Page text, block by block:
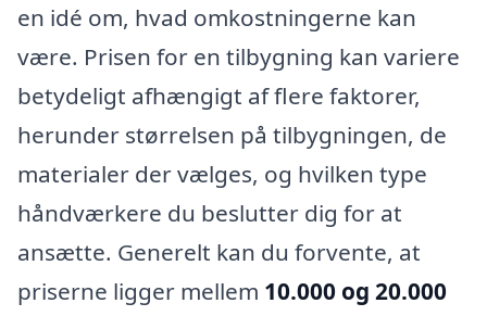
en idé om, hvad omkostningerne kan
være. Prisen for en tilbygning kan variere
betydeligt afhængigt af flere faktorer,
herunder størrelsen på tilbygningen, de
materialer der vælges, og hvilken type
håndværkere du beslutter dig for at
ansætte. Generelt kan du forvente, at
priserne ligger mellem 10.000 og 20.000